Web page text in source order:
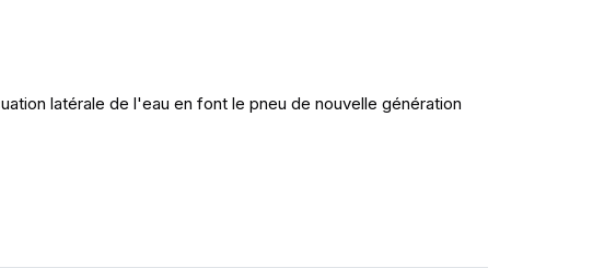
latérale de l'eau en font le pneu de nouvelle génération